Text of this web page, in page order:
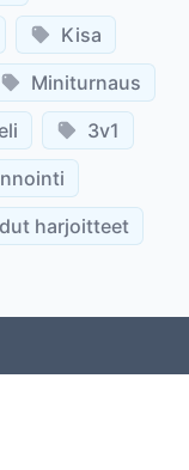
Kisa
Miniturnaus
3v1
harjoitteet